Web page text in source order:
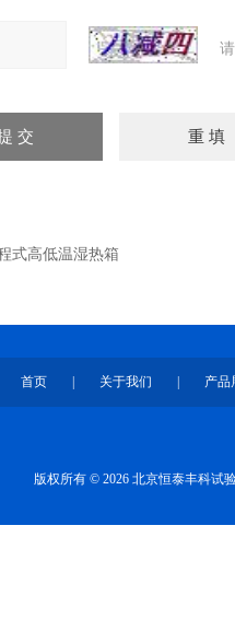
式高低温湿热箱
首页 关于我们 产品
版权所有 © 2026 北京恒泰丰科试